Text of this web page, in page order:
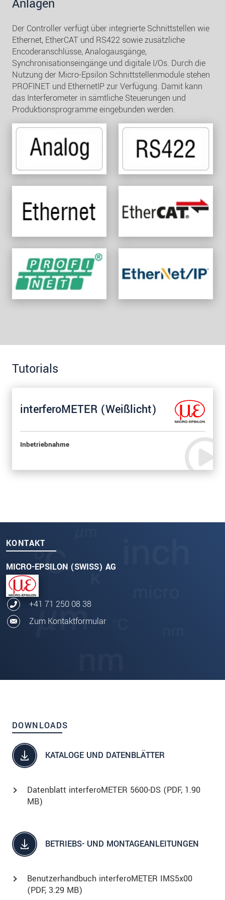
Anlagen
Der Controller verfügt über integrierte Schnittstellen wie
Ethernet, EtherCAT und RS422 sowie zusätzliche
Encoderanschlüsse, Analogausgänge,
Synchronisationseingänge und digitale I/Os. Durch die
Nutzung der Micro-Epsilon Schnittstellenmodule stehen
PROFINET und EthernetIP zur Verfügung. Damit kann
das Interferometer in sämtliche Steuerungen und
Produktionsprogramme eingebunden werden.
Tutorials
interferoMETER (Weißlicht)
Inbetriebnahme
KONTAKT
MICRO-EPSILON (SWISS) AG
+41 71 250 08 38
Zum Kontaktformular
DOWNLOADS
KATALOGE UND DATENBLÄTTER
Datenblatt interferoMETER 5600-DS (PDF, 1.90
MB)
BETRIEBS- UND MONTAGEANLEITUNGEN
Benutzerhandbuch interferoMETER IMS5x00
(PDF, 3.29 MB)